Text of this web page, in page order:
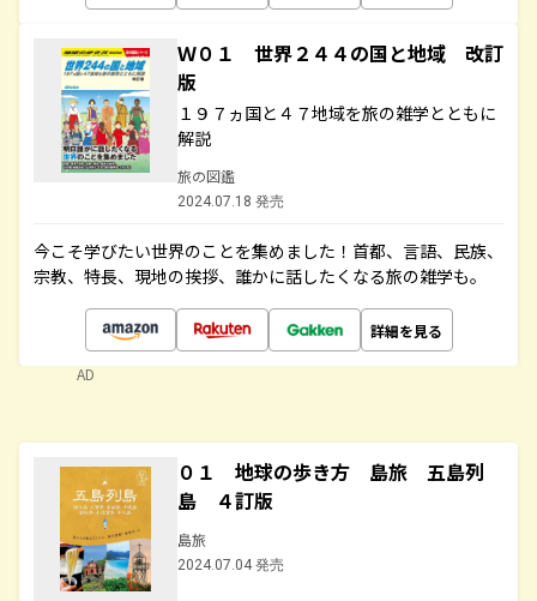
Ｗ０１ 世界２４４の国と地域 改訂
版
１９７ヵ国と４７地域を旅の雑学とともに
解説
旅の図鑑
2024.07.18 発売
今こそ学びたい世界のことを集めました！首都、言語、民族、
宗教、特長、現地の挨拶、誰かに話したくなる旅の雑学も。
詳細を見る
AD
０１ 地球の歩き方 島旅 五島列
島 ４訂版
島旅
2024.07.04 発売